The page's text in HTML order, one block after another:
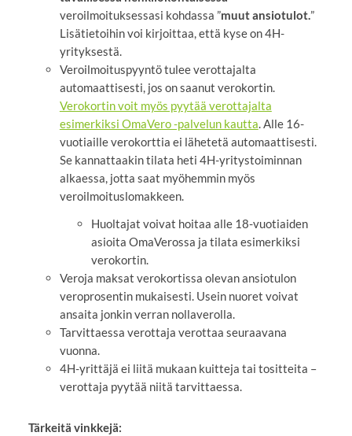
veroilmoituksessasi kohdassa ”muut ansiotulot. ”
Lisätietoihin voi kirjoittaa, että kyse on 4H-
yrityksestä.
Veroilmoituspyyntö tulee verottajalta
automaattisesti, jos on saanut verokortin.
Verokortin voit myös pyytää verottajalta
esimerkiksi OmaVero -palvelun kautta . Alle 16-
vuotiaille verokorttia ei lähetetä automaattisesti.
Se kannattaakin tilata heti 4H-yritystoiminnan
alkaessa, jotta saat myöhemmin myös
veroilmoituslomakkeen.
Huoltajat voivat hoitaa alle 18-vuotiaiden
asioita OmaVerossa ja tilata esimerkiksi
verokortin.
Veroja maksat verokortissa olevan ansiotulon
veroprosentin mukaisesti. Usein nuoret voivat
ansaita jonkin verran nollaverolla.
Tarvittaessa verottaja verottaa seuraavana
vuonna.
4H-yrittäjä ei liitä mukaan kuitteja tai tositteita –
verottaja pyytää niitä tarvittaessa.
Tärkeitä vinkkejä: